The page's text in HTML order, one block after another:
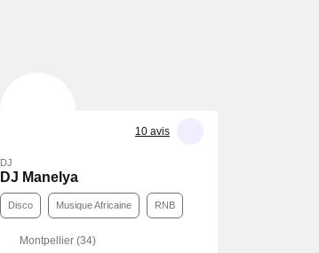
Funk
10 avis
DJ
DJ Manelya
Disco Musique Africaine RNB
Montpellier (34)